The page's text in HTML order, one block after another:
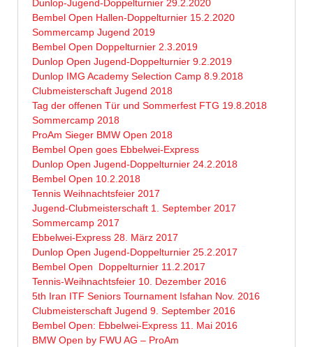
Dunlop-Jugend-Doppelturnier 29.2.2020
Bembel Open Hallen-Doppelturnier 15.2.2020
Sommercamp Jugend 2019
Bembel Open Doppelturnier 2.3.2019
Dunlop Open Jugend-Doppelturnier 9.2.2019
Dunlop IMG Academy Selection Camp 8.9.2018
Clubmeisterschaft Jugend 2018
Tag der offenen Tür und Sommerfest FTG 19.8.2018
Sommercamp 2018
ProAm Sieger BMW Open 2018
Bembel Open goes Ebbelwei-Express
Dunlop Open Jugend-Doppelturnier 24.2.2018
Bembel Open 10.2.2018
Tennis Weihnachtsfeier 2017
Jugend-Clubmeisterschaft 1. September 2017
Sommercamp 2017
Ebbelwei-Express 28. März 2017
Dunlop Open Jugend-Doppelturnier 25.2.2017
Bembel Open Doppelturnier 11.2.2017
Tennis-Weihnachtsfeier 10. Dezember 2016
5th Iran ITF Seniors Tournament Isfahan Nov. 2016
Clubmeisterschaft Jugend 9. September 2016
Bembel Open: Ebbelwei-Express 11. Mai 2016
BMW Open by FWU AG – ProAm